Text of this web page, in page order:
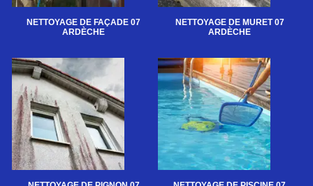
NETTOYAGE DE FAÇADE 07
ARDÈCHE
NETTOYAGE DE MURET 07
ARDÈCHE